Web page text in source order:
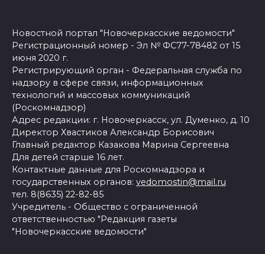
Новостной портал "Новочеркасские ведомости"
Регистрационный номер - Эл № ФС77-78482 от 15
июня 2020 г.
Регистрирующий орган - Федеральная служба по
надзору в сфере связи, информационных
технологий и массовых коммуникаций
(Роскомнадзор)
Адрес редакции: г. Новочеркасск, ул. Думенко, д. 10
Директор Хвастиков Александр Борисович
Главный редактор Казакова Марина Сергеевна
Для детей старше 16 лет.
Контактные данные для Роскомнадзора и
государственных органов: vedomostin@mail.ru
тел. 8(8635) 22-82-85
Учредитель - Общество с ограниченной
ответственностью "Редакция газеты
"Новочеркасские ведомости"